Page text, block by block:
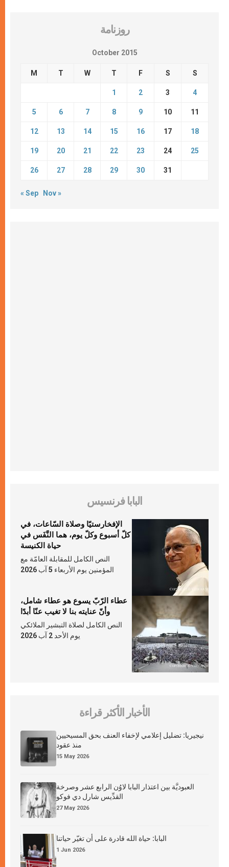
روزنامة
October 2015
M T W T F S S
1 2 3 4
5 6 7 8 9 10 11
12 13 14 15 16 17 18
19 20 21 22 23 24 25
26 27 28 29 30 31
« Sep Nov »
البابا فرنسيس
الإفخارستيّا وصلاة السّاعات، في
كلّ أسبوع وكلّ يوم، هما النَّفَس في
حياة الكنيسة
النص الكامل للمقابلة العامّة مع
المؤمنين يوم الأربعاء 5 آب 2026
عطاء الرّبّ يسوع هو عطاء شامل،
وأنّ عنايته بنا لا تغيب عنّا أبدًا
النص الكامل لصلاة التبشير الملائكي
يوم الأحد 2 آب 2026
الأخبار الأكثر قراءة
نيجيريا: تضليل إعلامي لإخفاء العنف بحق المسيحيين
منذ عقود
15 May 2026
العبوديَّة بين اعتذار البابا لاوُن الرابع عشر وصرخة
القدِّيس شارل دي فوكو
27 May 2026
البابا: حياة الله قادرة على أن تغيّر حياتنا
1 Jun 2026